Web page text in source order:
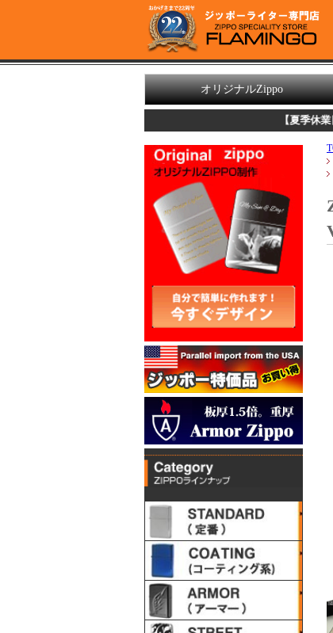
オリジナルZippo
【夏季休業日のお知らせ】